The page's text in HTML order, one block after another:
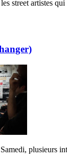
street artistes
plusieurs